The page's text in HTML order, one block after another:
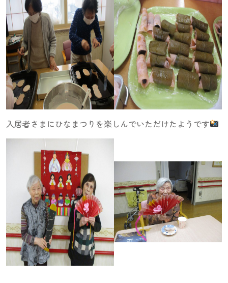
入居者さまにひなまつりを楽しんでいただけたようです